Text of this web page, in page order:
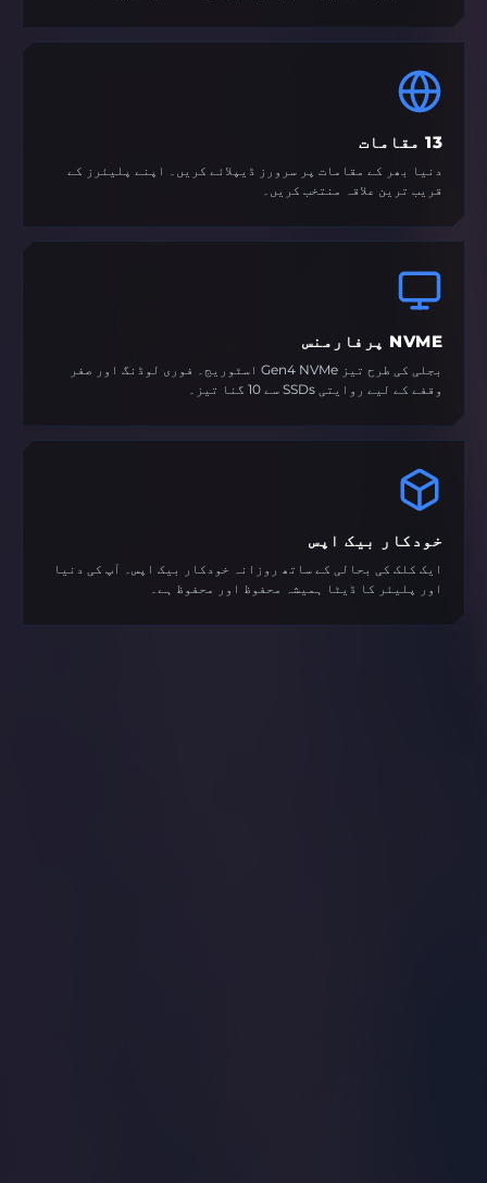
13 مقامات
دنیا بھر کے مقامات پر سرورز ڈیپلائے کریں۔ اپنے پلیئرز کے
قریب ترین علاقہ منتخب کریں۔
NVME پرفارمنس
بجلی کی طرح تیز Gen4 NVMe اسٹوریج۔ فوری لوڈنگ اور صفر
وقفے کے لیے روایتی SSDs سے 10 گنا تیز۔
خودکار بیک اپس
ایک کلک کی بحالی کے ساتھ روزانہ خودکار بیک اپس۔ آپ کی دنیا
اور پلیئر کا ڈیٹا ہمیشہ محفوظ اور محفوظ ہے۔